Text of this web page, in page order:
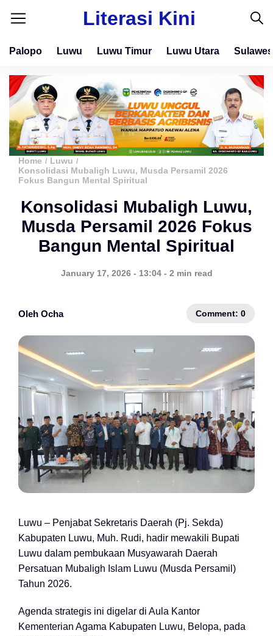
Literasi Kini
Palopo Luwu Luwu Timur Luwu Utara
Home / Luwu /
Konsolidasi Mubaligh Luwu, Musda Persamil 2026
Fokus Bangun Mental Spiritual
Konsolidasi Mubaligh Luwu,
Musda Persamil 2026 Fokus
Bangun Mental Spiritual
January 17, 2026 - 13:04 - 2 min read
Oleh Ocha Comment: 0
Luwu – Penjabat Sekretaris Daerah (Pj. Sekda)
Kabupaten Luwu, Muh. Rudi, hadir mewakili Bupati
Luwu dalam pembukaan Musyawarah Daerah
Persatuan Mubaligh Islam Luwu (Musda Persamil)
Tahun 2026.
Agenda strategis ini digelar di Aula Kantor
Kementerian Agama Kabupaten Luwu, Belopa, pada